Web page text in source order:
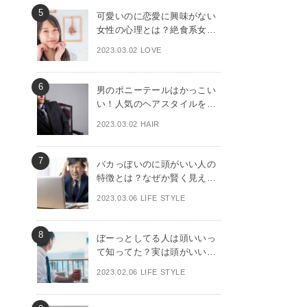
可愛いのに恋愛に興味がない
女性の心理とは？絶食系女子
2023.03.02 LOVE
男のポニーテールはかっこい
い！人気のヘアスタイルをチ
2023.03.02 HAIR
バカっぽいのに頭がいい人の
特徴とは？なぜか賢く見える
2023.03.06 LIFE STYLE
ぼーっとしてる人は頭いいっ
て知ってた？実は頭がいい人
2023.02.06 LIFE STYLE